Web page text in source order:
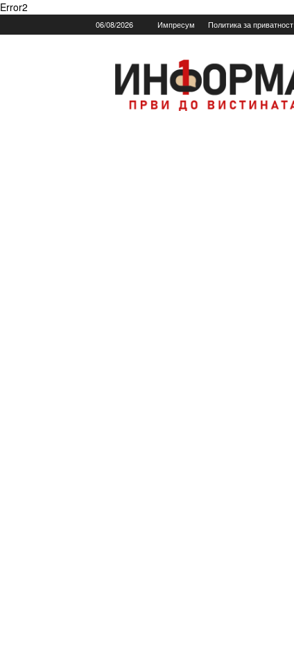
Error2
06/08/2026 Импресум Политика за приватност
Informa.mk